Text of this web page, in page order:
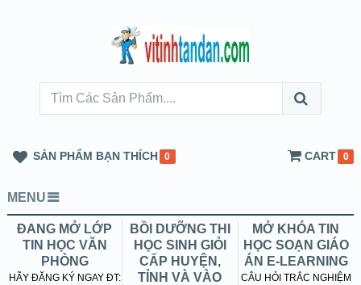
SẢN PHẨM BẠN THÍCH 0 CART 0
MENU
ĐANG MỞ LỚP
TIN HỌC VĂN
PHÒNG
HÃY ĐĂNG KÝ NGAY ĐT:
BỒI DƯỠNG THI
HỌC SINH GIỎI
CẤP HUYỆN,
TỈNH VÀ VÀO
MỞ KHÓA TIN
HỌC SOẠN GIÁO
ÁN E-LEARNING
CÂU HỎI TRẮC NGHIỆM